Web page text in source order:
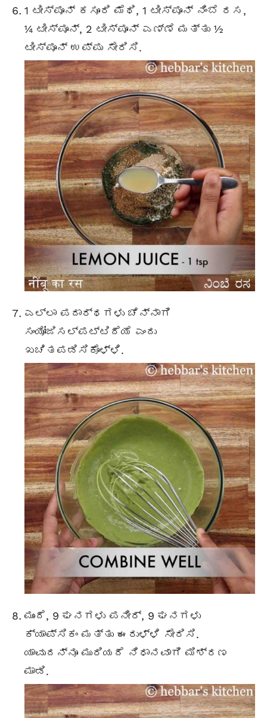
1 ಟೀಸ್ಪೂನ್ ಕಸೂರಿ ಮೆಥಿ, 1 ಟೀಸ್ಪೂನ್ ನಿಂಬೆ ರಸ,
¼ ಟೀಸ್ಪೂನ್, 2 ಟೀಸ್ಪೂನ್ ಎಣ್ಣೆ ಮತ್ತು ½
ಟೀಸ್ಪೂನ್ ಉಪ್ಪು ಸೇರಿಸಿ.
ಎಲ್ಲಾ ಪದಾರ್ಥಗಳು ಚೆನ್ನಾಗಿ
ಸಂಯೋಜಿಸಲ್ಪಟ್ಟಿದೆಯೆ ಎಂದು
ಖಚಿತಪಡಿಸಿಕೊಳ್ಳಿ.
ಮುಂದೆ, 9 ಘನಗಳು ಪನೀರ್, 9 ಘನಗಳು
ಕ್ಯಾಪ್ಸಿಕಂ ಮತ್ತು ಈರುಳ್ಳಿ ಸೇರಿಸಿ.
ಯಾವುದನ್ನೂ ಮುರಿಯದೆ ನಿಧಾನವಾಗಿ ಮಿಶ್ರಣ
ಮಾಡಿ.